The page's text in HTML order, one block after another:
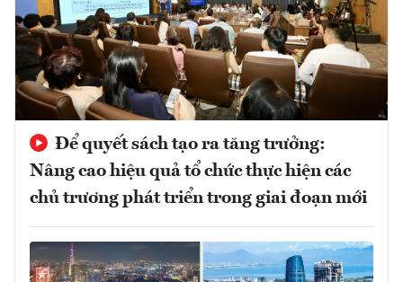
Để quyết sách tạo ra tăng trưởng:
Nâng cao hiệu quả tổ chức thực hiện các
chủ trương phát triển trong giai đoạn mới